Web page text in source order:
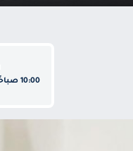
10:00 صباحًا حتى 10:00 مساءً